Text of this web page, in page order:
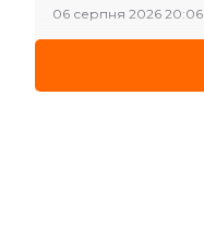
06 серпня 2026 20:06